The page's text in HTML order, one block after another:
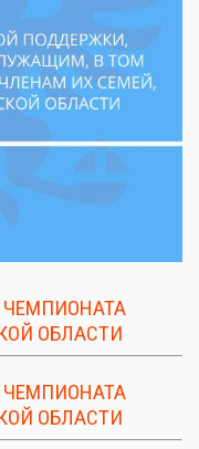
ЧЕМПИОНАТА
ОБЛАСТИ
ЧЕМПИОНАТА
ОБЛАСТИ